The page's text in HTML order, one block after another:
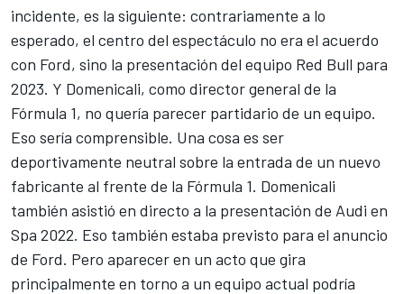
incidente, es la siguiente: contrariamente a lo
esperado, el centro del espectáculo no era el acuerdo
con Ford, sino la presentación del equipo Red Bull para
2023. Y Domenicali, como director general de la
Fórmula 1, no quería parecer partidario de un equipo.
Eso sería comprensible. Una cosa es ser
deportivamente neutral sobre la entrada de un nuevo
fabricante al frente de la Fórmula 1. Domenicali
también asistió en directo a la presentación de Audi en
Spa 2022. Eso también estaba previsto para el anuncio
de Ford. Pero aparecer en un acto que gira
principalmente en torno a un equipo actual podría